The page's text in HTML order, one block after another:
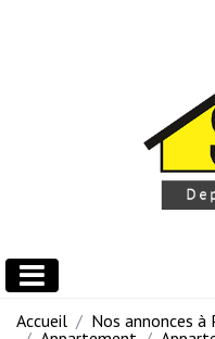
Accueil
Nos annonces à